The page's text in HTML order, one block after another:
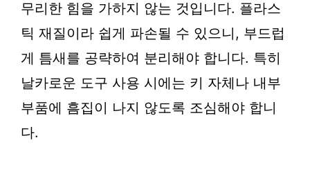
무리한 힘을 가하지 않는 것입니다. 플라스
틱 재질이라 쉽게 파손될 수 있으니, 부드럽
게 틈새를 공략하여 분리해야 합니다. 특히
날카로운 도구 사용 시에는 키 자체나 내부
부품에 흠집이 나지 않도록 조심해야 합니
다.